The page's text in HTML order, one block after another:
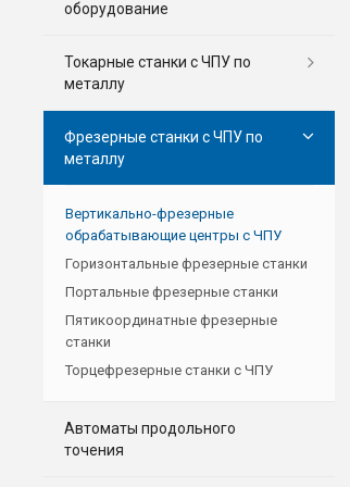
оборудование
Токарные станки с ЧПУ по
металлу
Фрезерные станки c ЧПУ по
металлу
Вертикально-фрезерные
обрабатывающие центры с ЧПУ
Горизонтальные фрезерные станки
Портальные фрезерные станки
Пятикоординатные фрезерные
станки
Торцефрезерные станки с ЧПУ
Автоматы продольного
точения